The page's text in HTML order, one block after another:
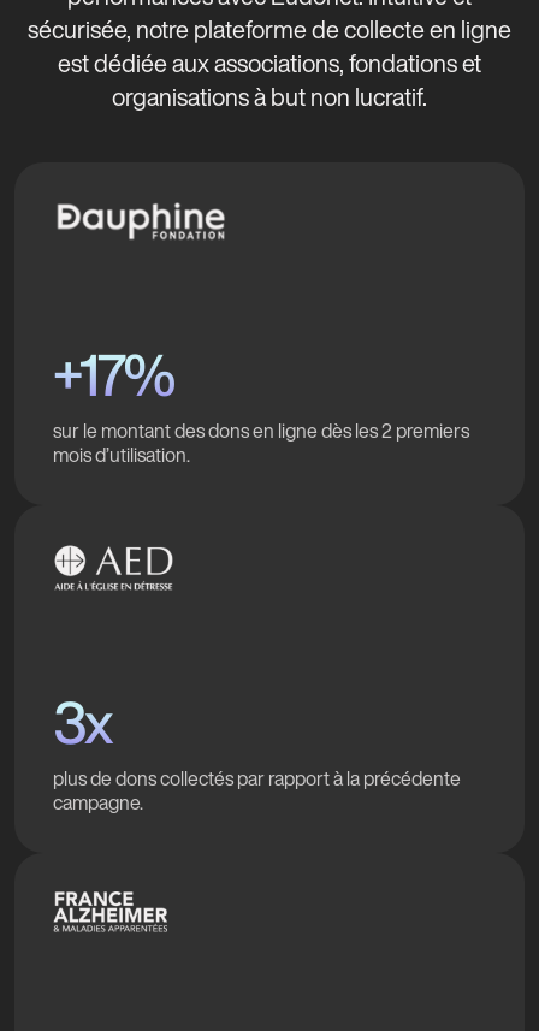
sécurisée, notre plateforme de collecte en ligne
est dédiée aux associations, fondations et
organisations à but non lucratif.
+17%
sur le montant des dons en ligne dès les 2 premiers
mois d’utilisation.
3x
plus de dons collectés par rapport à la précédente
campagne.